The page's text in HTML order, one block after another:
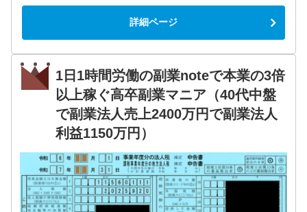
詳細ページ
1日1時間労働の副業noteで本業の3倍
以上稼ぐ高卒副業マニア（40代中盤
で副業法人売上2400万円で副業法人
利益1150万円）